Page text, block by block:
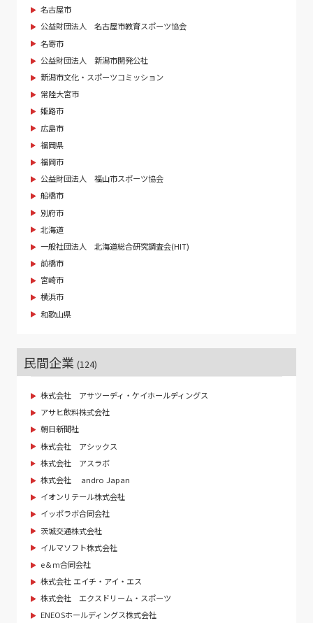
名古屋市
公益財団法人 名古屋市教育スポーツ協会
名寄市
公益財団法人 新潟市開発公社
新潟市文化・スポーツコミッション
常陸大宮市
姫路市
広島市
福岡県
福岡市
公益財団法人 福山市スポーツ協会
船橋市
別府市
北海道
一般社団法人 北海道総合研究調査会(HIT)
前橋市
宮崎市
横浜市
和歌山県
民間企業 (124)
株式会社 アサツーディ・ケイホールディングス
アサヒ飲料株式会社
朝日新聞社
株式会社 アシックス
株式会社 アスラボ
株式会社 andro Japan
イオンリテール株式会社
イッポラボ合同会社
茨城交通株式会社
イルマソフト株式会社
e＆m合同会社
株式会社 エイチ・アイ・エス
株式会社 エクスドリーム・スポーツ
ENEOSホールディングス株式会社